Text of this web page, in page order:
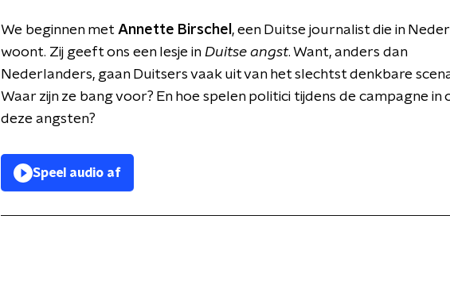
We beginnen met Annette Birschel , een Duitse journalist die in
woont. Zij geeft ons een lesje in Duitse angst. Want, anders dan
Nederlanders, gaan Duitsers vaak uit van het slechtst denkbare
Waar zijn ze bang voor? En hoe spelen politici tijdens de campagne in
deze angsten?
Speel audio af